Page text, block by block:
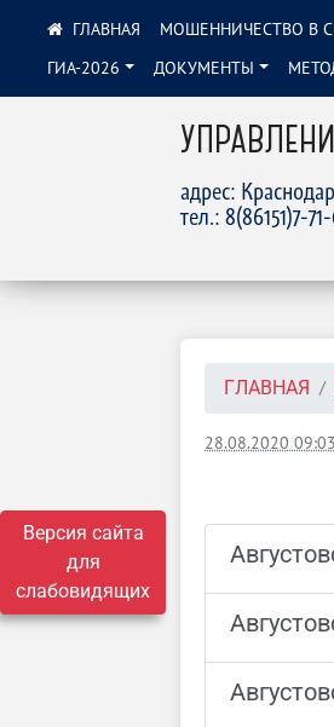
Версия сайта
для
слабовидящих
адрес:
тел.: 8(86151)7-
МОШЕННИЧЕСТВО В
ГИА-2026
ДОКУМЕНТЫ
ГЛАВНАЯ
28.08.2020 09:03